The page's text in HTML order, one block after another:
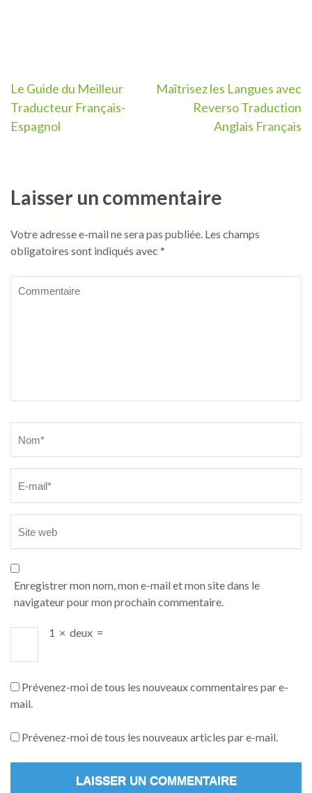
Navigation
de
Le Guide du Meilleur
Traducteur Français-
Espagnol
Maîtrisez les Langues avec
Reverso Traduction
Anglais Français
Laisser un commentaire
Votre adresse e-mail ne sera pas publiée. Les champs
obligatoires sont indiqués avec *
Enregistrer mon nom, mon e-mail et mon site dans le
navigateur pour mon prochain commentaire.
1 × deux =
Prévenez-moi de tous les nouveaux commentaires par e-
mail.
Prévenez-moi de tous les nouveaux articles par e-mail.